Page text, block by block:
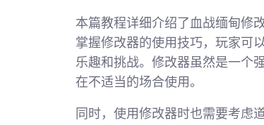
本篇教程详细介绍了血战缅甸修
掌握修改器的使用技巧，玩家可
乐趣和挑战。修改器虽然是一个
在不适当的场合使用。
同时，使用修改器时也需要考虑